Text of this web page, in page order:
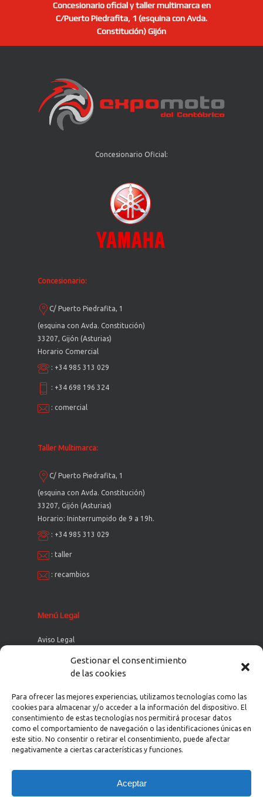
Gestionar el consentimiento
de las cookies
Para ofrecer las mejores experiencias, utilizamos tecnologías como las
cookies para almacenar y/o acceder a la información del dispositivo. El
consentimiento de estas tecnologías nos permitirá procesar datos
como el comportamiento de navegación o las identificaciones únicas en
este sitio. No consentir o retirar el consentimiento, puede afectar
negativamente a ciertas características y funciones.
Aceptar
Concesionario oficial y taller multimarca en
C/Puerto Piedrafita, 1 (esquina con Avda.
Constitución) Gijón
Concesionario Oficial:
Concesionario:
C/ Puerto Piedrafita, 1
(esquina con Avda. Constitución)
33207, Gijón (Asturias)
Horario Comercial
: +34 985 313 029
: +34 698 196 324
: comercial
Taller Multimarca:
C/ Puerto Piedrafita, 1
(esquina con Avda. Constitución)
33207, Gijón (Asturias)
Horario: Ininterrumpido de 9 a 19h.
: +34 985 313 029
: taller
: recambios
Menú Legal
Aviso Legal
Política de Cookies
Política de Privacidad
Política de Privacidad en Redes Sociales